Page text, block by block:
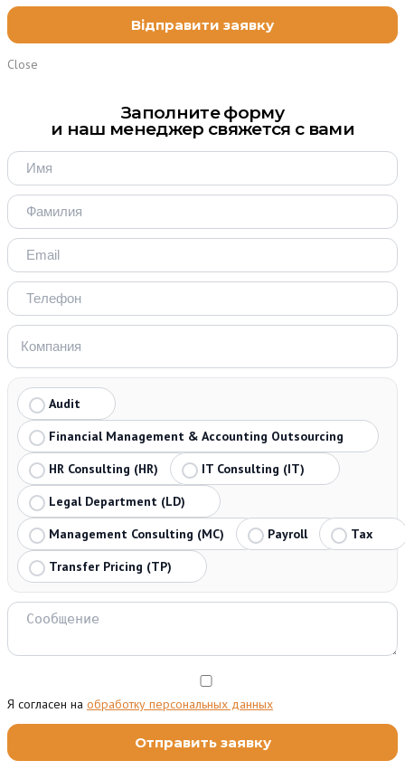
Close
Заполните форму
и наш менеджер свяжется с вами
Audit
Financial Management & Accounting Outsourcing
HR Consulting (HR)
IT Consulting (IT)
Legal Department (LD)
Management Consulting (MC)
Payroll
Tax
Transfer Pricing (TP)
Я согласен на обработку персональных данных